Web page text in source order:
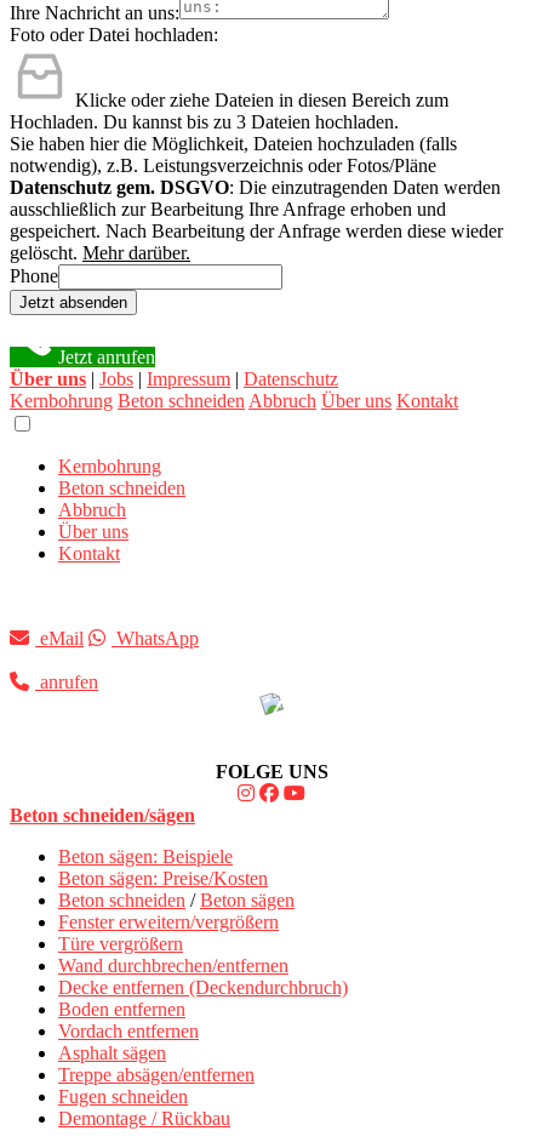
Ihre Nachricht an uns:
Foto oder Datei hochladen:
Klicke oder ziehe Dateien in diesen Bereich zum
Hochladen. Du kannst bis zu 3 Dateien hochladen.
Sie haben hier die Möglichkeit, Dateien hochzuladen (falls
notwendig), z.B. Leistungsverzeichnis oder Fotos/Pläne
Datenschutz gem. DSGVO: Die einzutragenden Daten werden
ausschließlich zur Bearbeitung Ihre Anfrage erhoben und
gespeichert. Nach Bearbeitung der Anfrage werden diese wieder
gelöscht. Mehr darüber.
Phone
Jetzt absenden
Jetzt anrufen
Über uns | Jobs | Impressum | Datenschutz
Kernbohrung Beton schneiden Abbruch Über uns Kontakt
Kernbohrung
Beton schneiden
Abbruch
Über uns
Kontakt
eMail WhatsApp
anrufen
FOLGE UNS
Beton schneiden/sägen
Beton sägen: Beispiele
Beton sägen: Preise/Kosten
Beton schneiden /Beton sägen
Fenster erweitern/vergrößern
Türe vergrößern
Wand durchbrechen/entfernen
Decke entfernen (Deckendurchbruch)
Boden entfernen
Vordach entfernen
Asphalt sägen
Treppe absägen/entfernen
Fugen schneiden
Demontage / Rückbau